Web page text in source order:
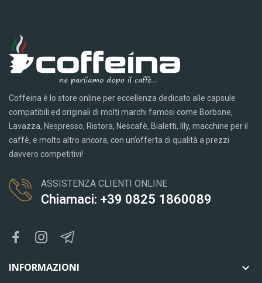
Coffeina è lo store online per eccellenza dedicato alle capsule
compatibili ed originali di molti marchi famosi come Borbone,
Lavazza, Nespresso, Ristora, Nescafè, Bialetti, Illy, macchine per il
caffè, e molto altro ancora, con un’offerta di qualità a prezzi
davvero competitivi!
ASSISTENZA CLIENTI ONLINE
Chiamaci: +39 0825 1860089
INFORMAZIONI 